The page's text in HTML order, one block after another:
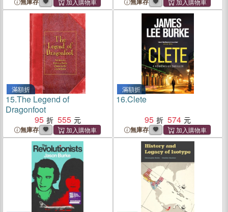
滿額折
15.The Legend of
Dragonfoot
95
555
無庫存
滿額折
16.Clete
95
574
無庫存